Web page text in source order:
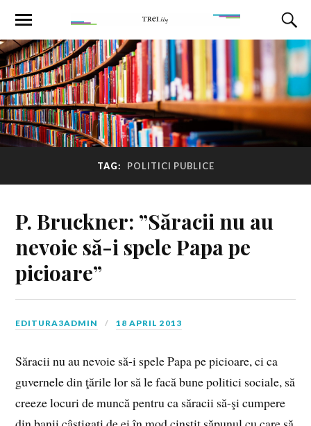
TAG: POLITICI PUBLICE
P. Bruckner: ”Săracii nu au
nevoie să-i spele Papa pe
picioare”
EDITURA3ADMIN 18 APRIL 2013
Săracii nu au nevoie să-i spele Papa pe picioare, ci ca
guvernele din ţările lor să le facă bune politici sociale, să
creeze locuri de muncă pentru ca săracii să-şi cumpere